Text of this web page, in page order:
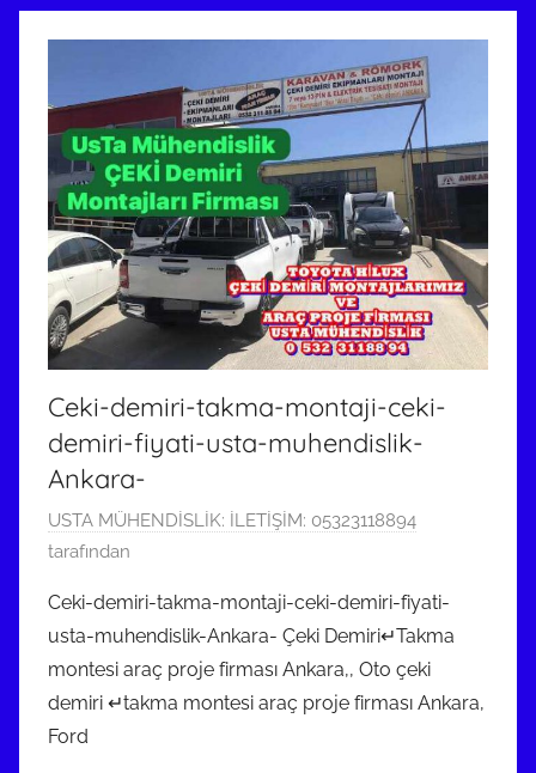
Ceki-demiri-takma-montaji-ceki-
demiri-fiyati-usta-muhendislik-
Ankara-
1
1
u
b
a
t
2
USTA MÜHENDİSLİK: İLETİŞİM: 05323118894
tarafından
Ceki-demiri-takma-montaji-ceki-demiri-fiyati-
usta-muhendislik-Ankara- Çeki Demiri↵Takma
montesi araç proje firması Ankara,, Oto çeki
demiri ↵takma montesi araç proje firması Ankara,
Ford